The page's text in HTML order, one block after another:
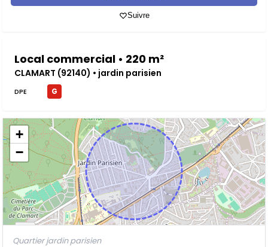
Suivre
Local commercial • 220 m²
CLAMART (92140) • jardin parisien
DPE G
+
−
Quartier jardin parisien